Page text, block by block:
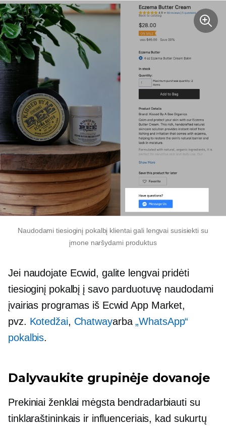
Naudodami tiesioginį pokalbį klientai gali lengvai susisiekti su
įmone naršydami produktus
Jei naudojate Ecwid, galite lengvai pridėti
tiesioginį pokalbį į savo parduotuvę naudodami
įvairias programas iš Ecwid App Market,
pvz. Kotedžai, Chatwayarba„WhatsApp“
pokalbis.
Dalyvaukite grupinėje dovanoje
Prekiniai ženklai mėgsta bendradarbiauti su
tinklaraštininkais ir influenceriais, kad sukurtų